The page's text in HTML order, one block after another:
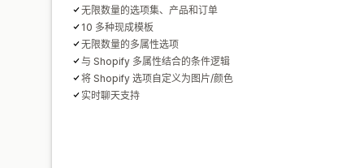
无限数量的选项集、产品和订单
10 多种现成模板
无限数量的多属性选项
与 Shopify 多属性结合的条件逻辑
将 Shopify 选项自定义为图片/颜色
实时聊天支持